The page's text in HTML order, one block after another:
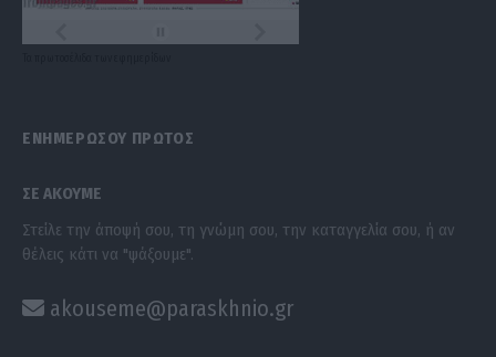
ΕΝΗΜΕΡΩΣΟΥ ΠΡΩΤΟΣ
ΣΕ ΑΚΟΥΜΕ
Στείλε την άποψή σου, τη γνώμη σου, την καταγγελία σου, ή αν
θέλεις κάτι να "ψάξουμε".
akouseme@paraskhnio.gr